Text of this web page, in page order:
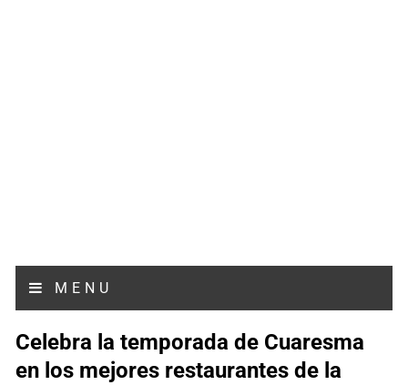
MENU
Celebra la temporada de Cuaresma
en los mejores restaurantes de la